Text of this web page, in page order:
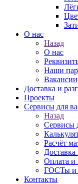
О нас
Назад
О нас
Наши
Вакансии
Доставка и
Проекты
Сервисы для
Назад
Сервисы
Расчёт
Доставка
Оплата и
ГОСТы
Контакты